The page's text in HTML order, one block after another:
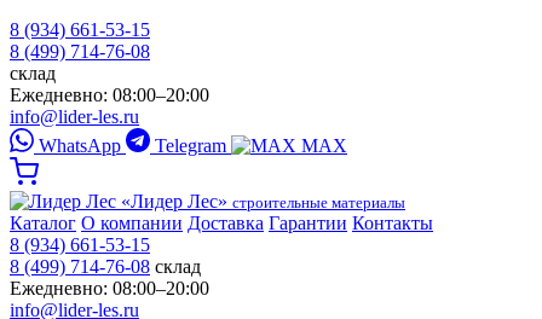
8 (934) 661-53-15
8 (499) 714-76-08
склад
Ежедневно: 08:00–20:00
info@lider-les.ru
WhatsApp
Telegram MAX
«Лидер Лес» строительные материалы
Каталог О компании Доставка Гарантии Контакты
8 (934) 661-53-15
8 (499) 714-76-08 склад
Ежедневно: 08:00–20:00
info@lider-les.ru